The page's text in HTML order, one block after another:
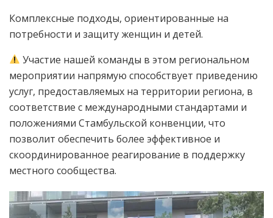
Комплексные подходы, ориентированные на
потребности и защиту женщин и детей.
Участие нашей команды в этом региональном
мероприятии напрямую способствует приведению
услуг, предоставляемых на территории региона, в
соответствие с международными стандартами и
положениями Стамбульской конвенции, что
позволит обеспечить более эффективное и
скоординированное реагирование в поддержку
местного сообщества.